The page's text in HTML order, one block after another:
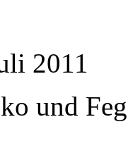
2011
und